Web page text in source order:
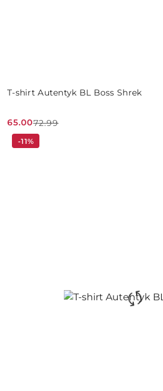
T-shirt Autentyk BL Boss Shrek
Cena
promocyjna:
65.00
Cena
przed
72.99
-11%